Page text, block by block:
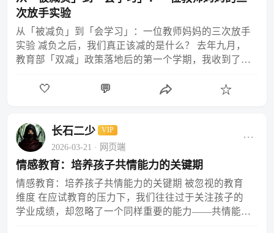
次放手实验
从「被减负」到「会学习」：一位教师妈妈的三次放手
实验 减负之后，我们真正该减的是什么？ 去年九月，
教育部「双减」政策落地后的第一个学期，我收到了一
回家就…
🤍 💬 ☆
长石二少 VIP
2026-03-21 · 网页端
···
情感教育：培养孩子共情能力的关键期
情感教育：培养孩子共情能力的关键期 被忽视的教育
维度 在应试教育的压力下，我们往往过于关注孩子的
学业成绩，却忽略了一个同样重要的能力——共情能